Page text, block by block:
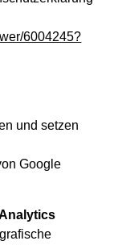
6004245?
und setzen
Google